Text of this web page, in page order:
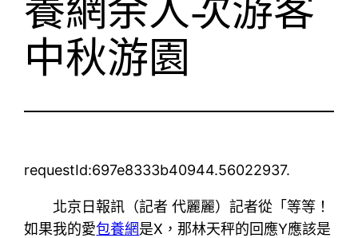
養網余人次游客
中秋游園
requestId:697e8333b40944.56022937.
北京日報訊（記者 代麗麗）記者從「等等！
如果我的愛包養網是X，那林天秤的回應Y應該是